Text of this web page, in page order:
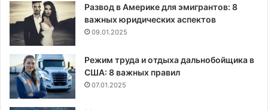
Развод в Америке для эмигрантов: 8
важных юридических аспектов
09.01.2025
Режим труда и отдыха дальнобойщика в
США: 8 важных правил
07.01.2025